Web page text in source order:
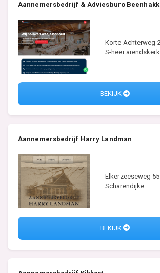
Aannemersbedrijf & Adviesburo
Korte Achterweg
S-heer
BEKIJK
Aannemersbedrijf Harry Landman
Elkerzeeseweg
Scharendijke
BEKIJK